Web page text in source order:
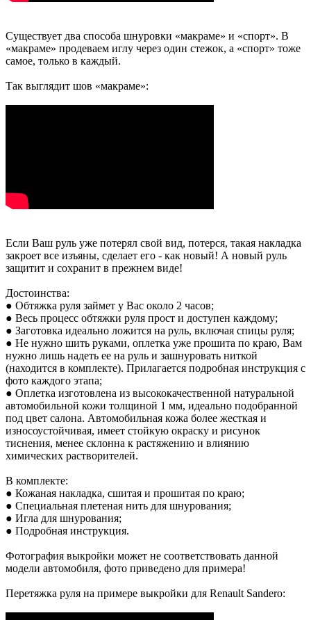
Существует два способа шнуровки «макраме» и «спорт». В
«макраме» продеваем иглу через один стежок, а «спорт» тоже
самое, только в каждый.
Так выглядит шов «макраме»:
Если Ваш руль уже потерял свой вид, потерся, такая накладка
закроет все изъяны, сделает его - как новый! А новый руль
защитит и сохранит в прежнем виде!
Достоинства:
● Обтяжка руля займет у Вас около 2 часов;
● Весь процесс обтяжки руля прост и доступен каждому;
● Заготовка идеально ложится на руль, включая спицы руля;
● Не нужно шить руками, оплетка уже прошита по краю, Вам
нужно лишь надеть ее на руль и зашнуровать ниткой
(находится в комплекте). Прилагается подробная инструкция с
фото каждого этапа;
● Оплетка изготовлена из высококачественной натуральной
автомобильной кожи толщиной 1 мм, идеально подобранной
под цвет салона. Автомобильная кожа более жесткая и
износоустойчивая, имеет стойкую окраску и рисунок
тиснения, менее склонна к растяжению и влиянию
химических растворителей.
В комплекте:
● Кожаная накладка, сшитая и прошитая по краю;
● Специальная плетеная нить для шнурования;
● Игла для шнурования;
● Подробная инструкция.
Фотография выкройки может не соответствовать данной
модели автомобиля, фото приведено для примера!
Перетяжка руля на примере выкройки для Renault Sandero: